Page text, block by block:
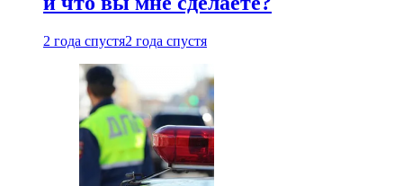
2 года спустя2 года спустя